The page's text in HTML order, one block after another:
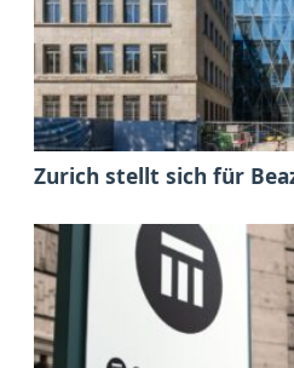
Zurich stellt sich für